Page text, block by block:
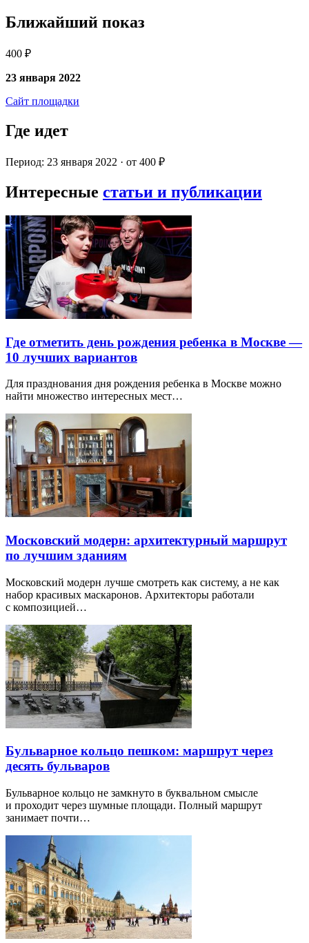
Ближайший показ
400 ₽
23 января 2022
Сайт площадки
Где идет
Период: 23 января 2022 · от 400 ₽
Интересные статьи и публикации
Где отметить день рождения ребенка в Москве —
10 лучших вариантов
Для празднования дня рождения ребенка в Москве можно
найти множество интересных мест…
Московский модерн: архитектурный маршрут
по лучшим зданиям
Московский модерн лучше смотреть как систему, а не как
набор красивых маскаронов. Архитекторы работали
с композицией…
Бульварное кольцо пешком: маршрут через
десять бульваров
Бульварное кольцо не замкнуто в буквальном смысле
и проходит через шумные площади. Полный маршрут
занимает почти…